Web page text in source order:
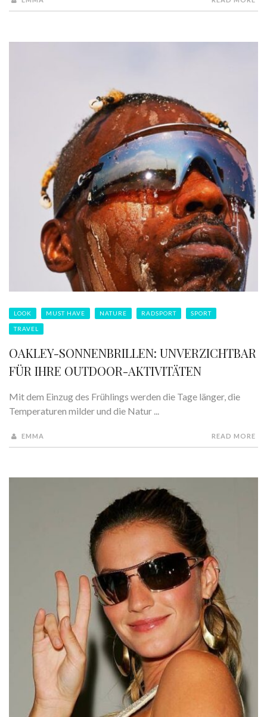
LOOK MUST HAVE NATURE RADSPORT SPORT
TRAVEL
OAKLEY-SONNENBRILLEN: UNVERZICHTBAR
FÜR IHRE OUTDOOR-AKTIVITÄTEN
Mit dem Einzug des Frühlings werden die Tage länger, die
Temperaturen milder und die Natur ...
EMMA READ MORE